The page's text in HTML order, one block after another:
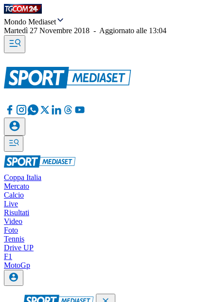
Mondo Mediaset
Martedì 27 Novembre 2018 - Aggiornato alle 13:04
Coppa Italia
Mercato
Calcio
Live
Risultati
Video
Foto
Tennis
Drive UP
F1
MotoGp